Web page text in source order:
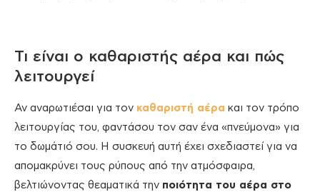
Τι είναι ο καθαριστής αέρα και πώς
λειτουργεί
Αν αναρωτιέσαι για τον καθαριστή αέρα και τον τρόπο
λειτουργίας του, φαντάσου τον σαν ένα «πνεύμονα» για
το δωμάτιό σου. Η συσκευή αυτή έχει σχεδιαστεί για να
απομακρύνει τους ρύπους από την ατμόσφαιρα,
βελτιώνοντας θεαματικά την ποιότητα του αέρα στο